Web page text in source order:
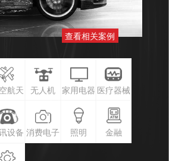
查看相关案例
航天 无人机 家用电器 医疗器械
设备 消费电子 照明 金融